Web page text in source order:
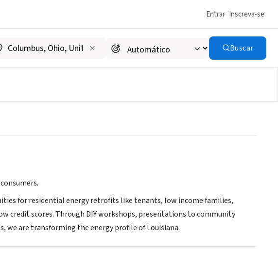
Entrar Inscreva-se
Buscar
for residential energy retrofits like tenants, low income families,
credit scores. Through DIY workshops, presentations to community
we are transforming the energy profile of Louisiana.